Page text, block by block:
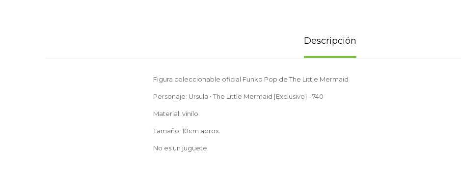
Descripción
Figura coleccionable oficial Funko Pop de The Little Mermaid
Personaje: Ursula • The Little Mermaid [Exclusivo] - 740
Material: vinilo.
Tamaño: 10cm aprox.
No es un juguete.